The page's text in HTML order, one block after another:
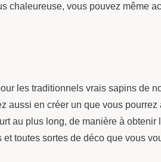
chaleureuse, vous pouvez même
les traditionnels vrais sapins de
en créer un que vous pourrez
au plus long, de manière à obtenir
toutes sortes de déco que vous